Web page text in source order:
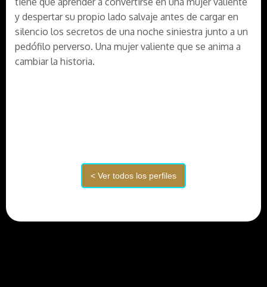
y despertar su propio lado salvaje antes de cargar en
silencio los secretos de una noche siniestra junto a un
pedófilo perverso. Una mujer valiente que se anima a
cambiar la historia.